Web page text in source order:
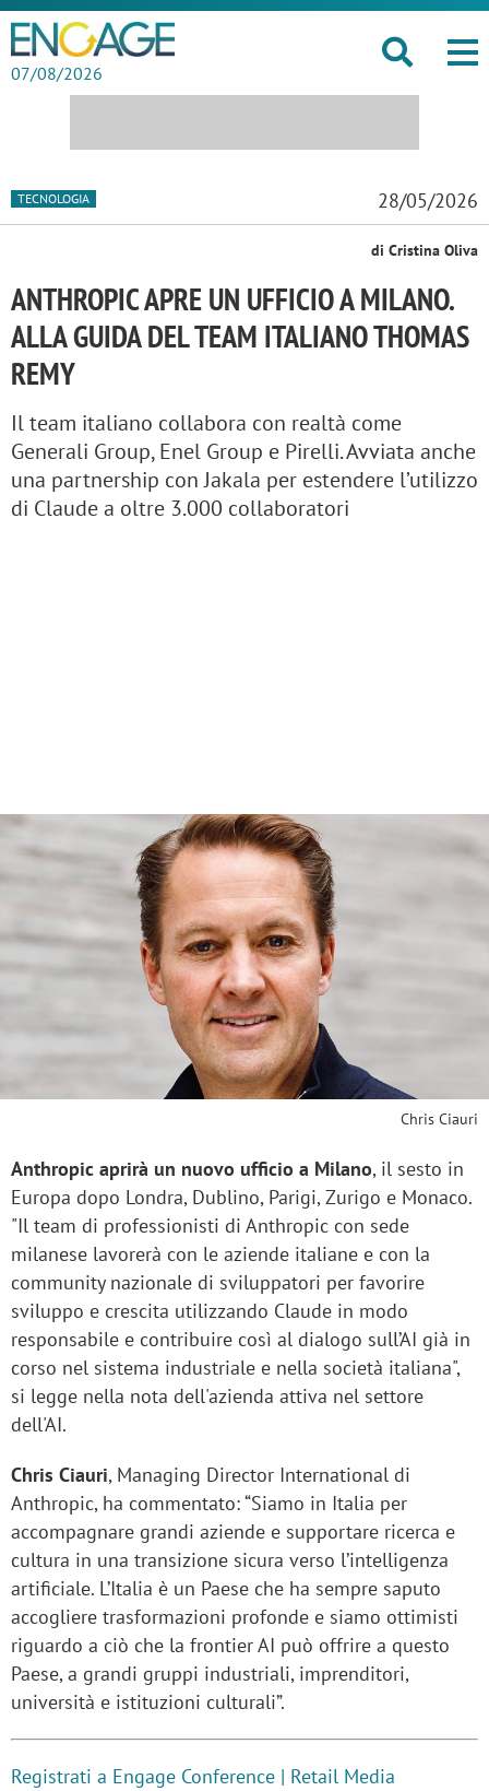
07/08/2026
TECNOLOGIA 28/05/2026
di Cristina Oliva
ANTHROPIC APRE UN UFFICIO A MILANO.
ALLA GUIDA DEL TEAM ITALIANO THOMAS
REMY
Il team italiano collabora con realtà come
Generali Group, Enel Group e Pirelli. Avviata anche
una partnership con Jakala per estendere l’utilizzo
di Claude a oltre 3.000 collaboratori
Chris Ciauri
Anthropic aprirà un nuovo ufficio a Milano, il sesto in
Europa dopo Londra, Dublino, Parigi, Zurigo e Monaco.
"Il team di professionisti di Anthropic con sede
milanese lavorerà con le aziende italiane e con la
community nazionale di sviluppatori per favorire
sviluppo e crescita utilizzando Claude in modo
responsabile e contribuire così al dialogo sull’AI già in
corso nel sistema industriale e nella società italiana",
si legge nella nota dell'azienda attiva nel settore
dell'AI.
Chris Ciauri, Managing Director International di
Anthropic, ha commentato: “Siamo in Italia per
accompagnare grandi aziende e supportare ricerca e
cultura in una transizione sicura verso l’intelligenza
artificiale. L’Italia è un Paese che ha sempre saputo
accogliere trasformazioni profonde e siamo ottimisti
riguardo a ciò che la frontier AI può offrire a questo
Paese, a grandi gruppi industriali, imprenditori,
università e istituzioni culturali”.
Registrati a Engage Conference | Retail Media